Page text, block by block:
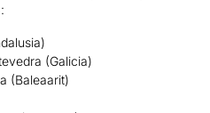
(Galicia)
(Baleaarit)